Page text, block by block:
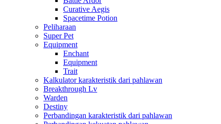
Curative Aegis
Spacetime Potion
Peliharaan
Super Pet
Equipment
Enchant
Equipment
Trait
Kalkulator karakteristik dari pahlawan
Breakthrough Lv
Warden
Destiny
Perbandingan karakteristik dari pahlawan